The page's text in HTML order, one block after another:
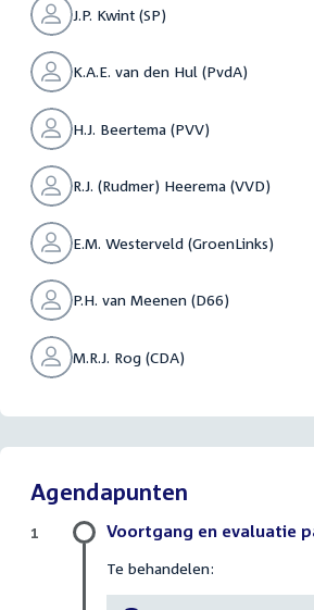
J.P. Kwint (SP)
K.A.E. van den Hul (PvdA)
H.J. Beertema (PVV)
R.J. (Rudmer) Heerema (VVD)
E.M. Westerveld (GroenLinks)
P.H. van Meenen (D66)
M.R.J. Rog (CDA)
Agendapunten
Voortgang en evaluatie
Te behandelen:
1